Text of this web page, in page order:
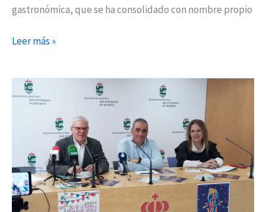
gastronómica, que se ha consolidado con nombre propio
Leer más »
Día
Tortilla,
Fiesta
de
las
Candelas